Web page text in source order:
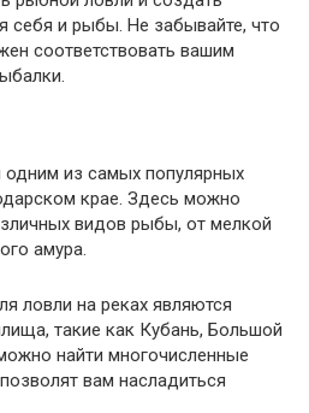
себя и рыбы. Не забывайте, что
соответствовать вашим
одним из самых популярных
крае. Здесь можно
видов рыбы, от мелкой
амура.
ловли на реках являются
такие как Кубань, Большой
найти многочисленные
вам насладиться